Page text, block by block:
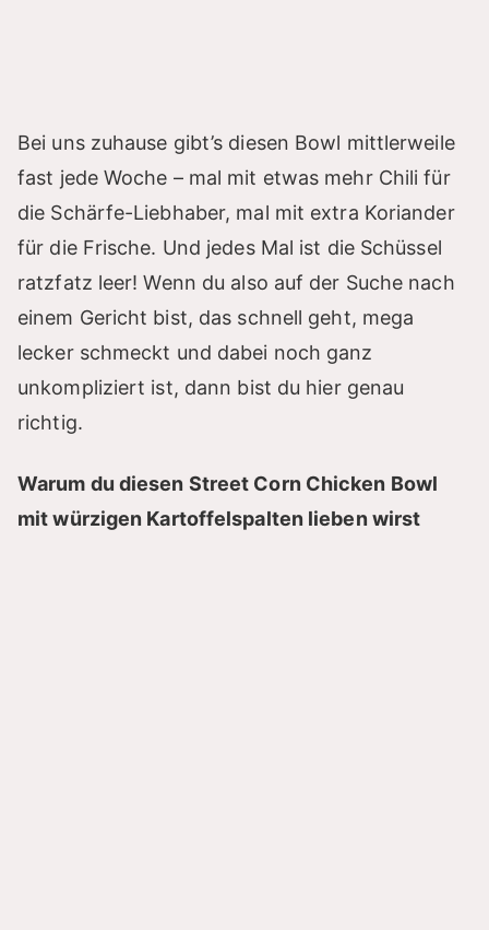
Bei uns zuhause gibt’s diesen Bowl mittlerweile
fast jede Woche – mal mit etwas mehr Chili für
die Schärfe-Liebhaber, mal mit extra Koriander
für die Frische. Und jedes Mal ist die Schüssel
ratzfatz leer! Wenn du also auf der Suche nach
einem Gericht bist, das schnell geht, mega
lecker schmeckt und dabei noch ganz
unkompliziert ist, dann bist du hier genau
richtig.
Warum du diesen Street Corn Chicken Bowl
mit würzigen Kartoffelspalten lieben wirst